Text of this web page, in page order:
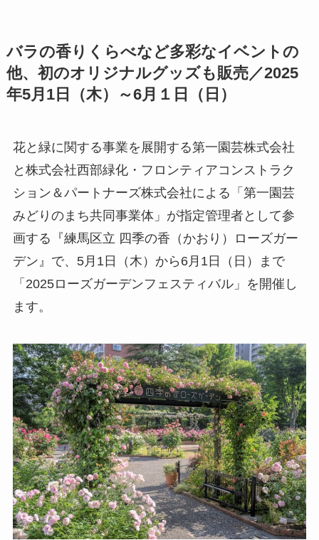
バラの香りくらべなど多彩なイベントの
他、初のオリジナルグッズも販売／2025
年5月1日（木）～6月１日（日）
花と緑に関する事業を展開する第一園芸株式会社
と株式会社西部緑化・フロンティアコンストラク
ション＆パートナーズ株式会社による「第一園芸
みどりのまち共同事業体」が指定管理者として参
画する『練馬区立 四季の香（かおり）ローズガー
デン』で、5月1日（木）から6月1日（日）まで
「2025ローズガーデンフェスティバル」を開催し
ます。